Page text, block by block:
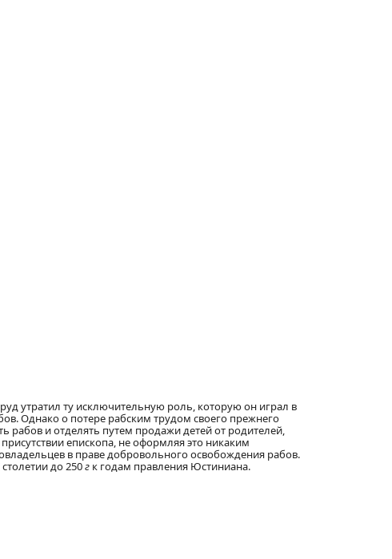
утратил ту исключительную роль, которую он играл в
Однако о потере рабским трудом своего прежнего
рабов и отделять путем продажи детей от родителей,
епископа, не оформляя это никаким
в праве добровольного освобождения рабов.
до 250г к годам правления Юстиниана.